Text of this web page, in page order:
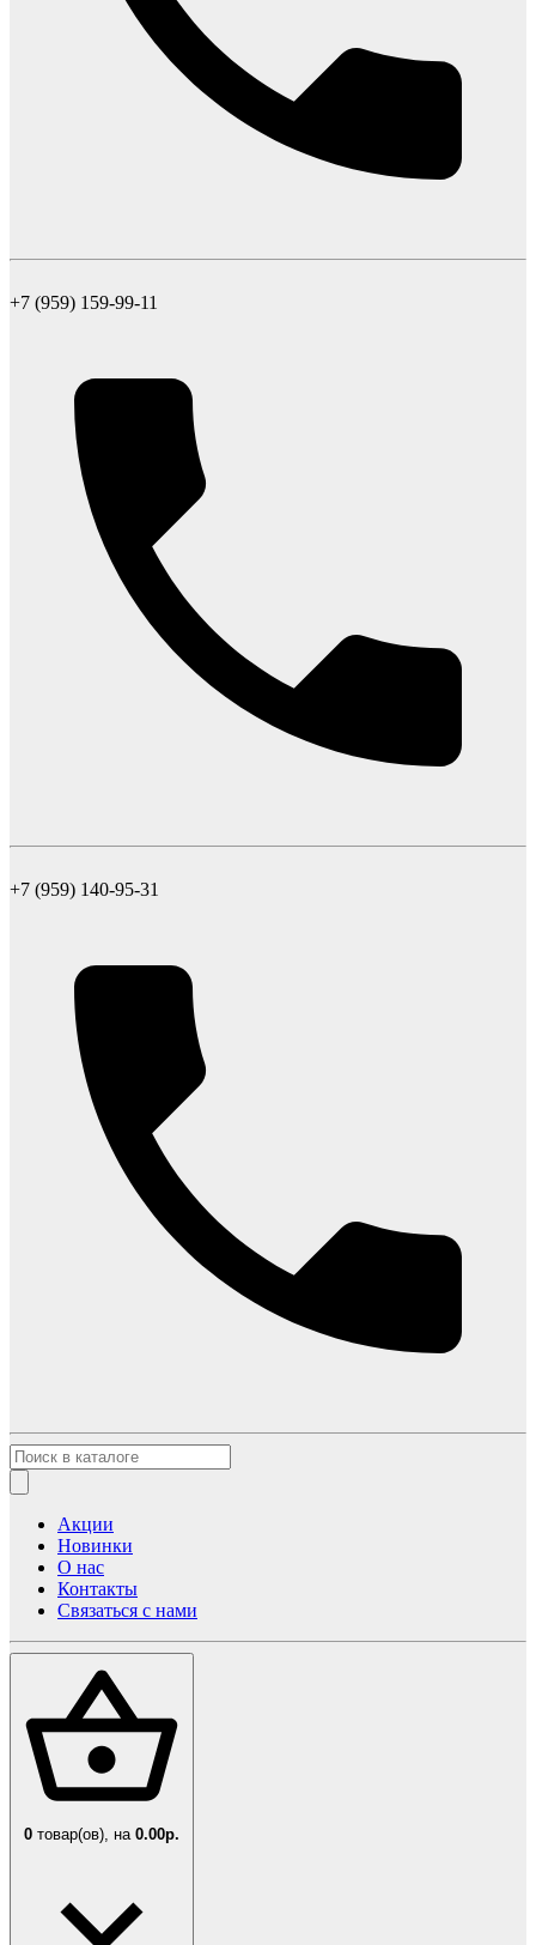
+7 (959) 159-99-11
+7 (959) 140-95-31
Акции
Новинки
О нас
Контакты
Связаться с нами
0 товар(ов), на 0.00р.